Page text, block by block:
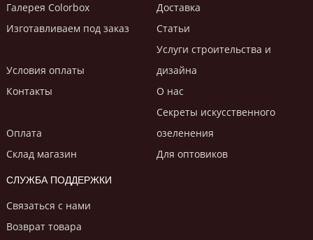
Галерея Colorbox
Доставка
Изготавливаем под заказ
Статьи
Условия оплаты
Услуги строительствa и
дизайнa
Контакты
О нас
Оплата
Секреты искусственного
озеленения
Склад магазин
Для оптовиков
СЛУЖБА ПОДДЕРЖКИ
Связаться с нами
Возврат товара